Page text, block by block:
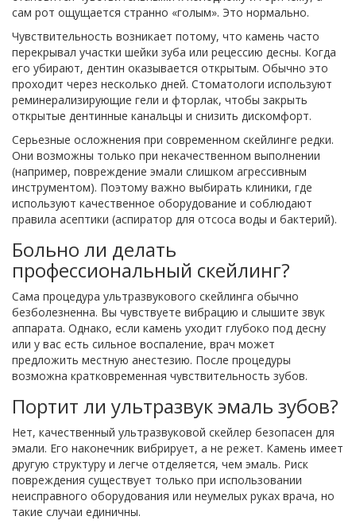
сам рот ощущается странно «голым». Это нормально.
Чувствительность возникает потому, что камень часто
перекрывал участки шейки зуба или рецессию десны. Когда
его убирают, дентин оказывается открытым. Обычно это
проходит через несколько дней. Стоматологи используют
реминерализирующие гели и фторлак, чтобы закрыть
открытые дентинные канальцы и снизить дискомфорт.
Серьезные осложнения при современном скейлинге редки.
Они возможны только при некачественном выполнении
(например, повреждение эмали слишком агрессивным
инструментом). Поэтому важно выбирать клиники, где
используют качественное оборудование и соблюдают
правила асептики (аспиратор для отсоса воды и бактерий).
Больно ли делать
профессиональный скейлинг?
Сама процедура ультразвукового скейлинга обычно
безболезненна. Вы чувствуете вибрацию и слышите звук
аппарата. Однако, если камень уходит глубоко под десну
или у вас есть сильное воспаление, врач может
предложить местную анестезию. После процедуры
возможна кратковременная чувствительность зубов.
Портит ли ультразвук эмаль зубов?
Нет, качественный ультразвуковой скейлер безопасен для
эмали. Его наконечник вибрирует, а не режет. Камень имеет
другую структуру и легче отделяется, чем эмаль. Риск
повреждения существует только при использовании
неисправного оборудования или неумелых руках врача, но
такие случаи единичны.